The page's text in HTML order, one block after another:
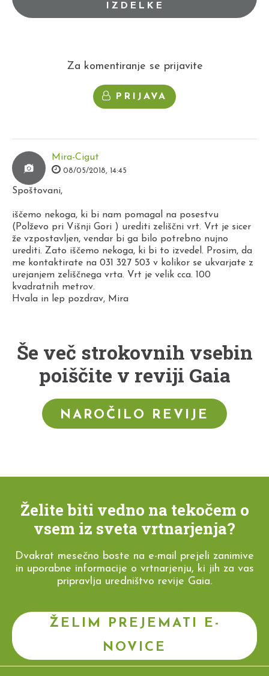
IZDELKE
Za komentiranje se prijavite
PRIJAVA
Mira-Cigut
08/05/2018, 14:45
Spoštovani,
iščemo nekoga, ki bi nam pomagal na posestvu
(Polževo pri Višnji Gori ) urediti zeliščni vrt. Vrt je sicer
že vzpostavljen, vendar bi ga bilo potrebno nujno
urediti. Zato iščemo nekoga, ki bi to izvedel. Prosim, da
me kontaktirate na 031 327 503 v kolikor se ukvarjate z
urejanjem zeliščnega vrta. Vrt je velik cca. 100
kvadratnih metrov.
Hvala in lep pozdrav, Mira
Še več strokovnih vsebin
poiščite v reviji Gaia
NAROČILO REVIJE
Želite biti vedno na tekočem o
vsem iz sveta vrtnarjenja?
Dvakrat mesečno boste na e-mail prejeli zanimive
in uporabne informacije o vrtnarjenju, ki jih za vas
pripravlja uredništvo revije Gaia.
ŽELIM PREJEMATI E-
NOVICE